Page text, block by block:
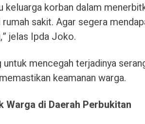
keluarga korban dalam
sakit. Agar segera
jelas Ipda Joko.
mencegah terjadinya
keamanan warga.
Warga di Daerah Perbukitan